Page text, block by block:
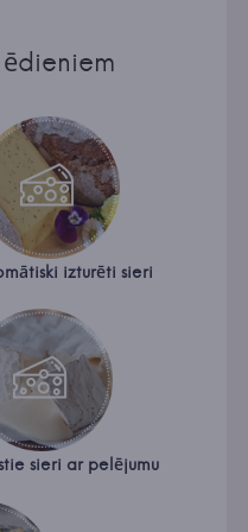
izturēti sieri
sieri ar pelējumu